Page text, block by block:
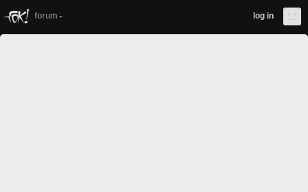
forum log in